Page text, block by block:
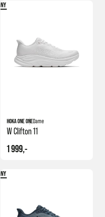
NY
HOKA ONE ONEDame
W Clifton 11
1 999,-
NY